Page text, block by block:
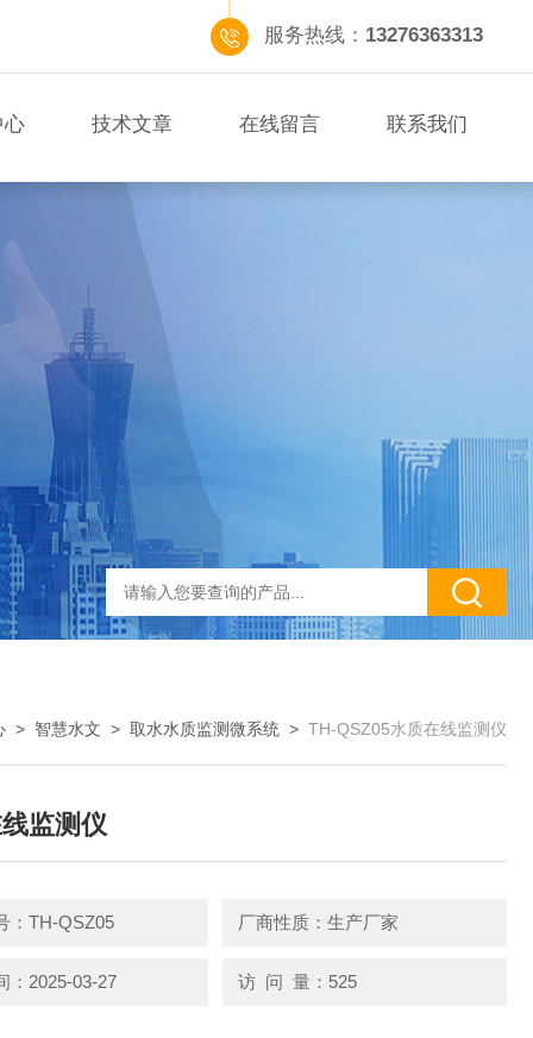
服务热线： 13276363313
心 技术文章 在线留言 联系我们
> 智慧水文 > 取水水质监测微系统 > TH-QSZ05水质在线监测仪
监测仪
：TH-QSZ05 厂商性质：生产厂家
：2025-03-27 访 问 量：525